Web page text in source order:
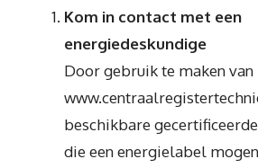
Kom in contact met een
energiedeskundige
Door gebruik te maken van
beschikbare
die een energielabel